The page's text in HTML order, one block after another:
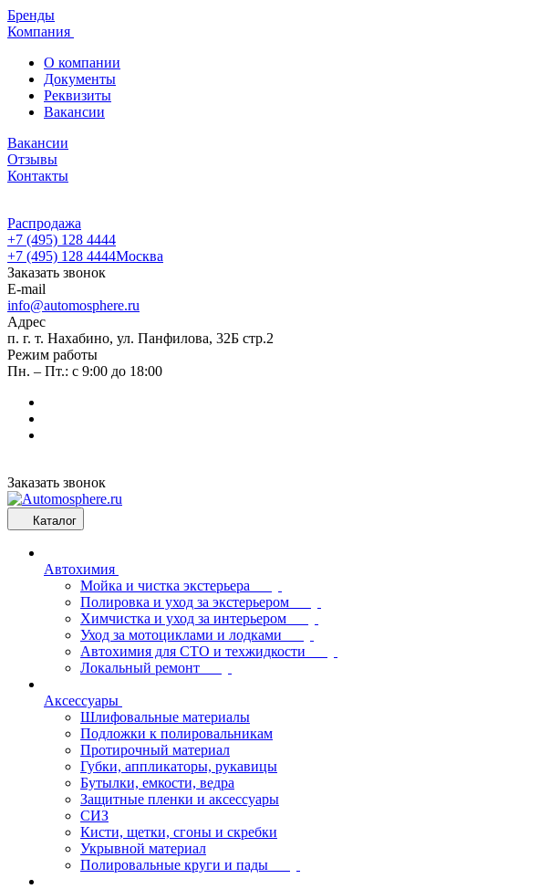
Бренды
Компания
О компании
Документы
Реквизиты
Вакансии
Вакансии
Отзывы
Контакты
Распродажа
+7 (495) 128 4444
+7 (495) 128 4444Москва
Заказать звонок
E-mail
info@automosphere.ru
Адрес
п. г. т. Нахабино, ул. Панфилова, 32Б стр.2
Режим работы
Пн. – Пт.: с 9:00 до 18:00
Заказать звонок
Каталог
Автохимия
Мойка и чистка экстерьера
Полировка и уход за экстерьером
Химчистка и уход за интерьером
Уход за мотоциклами и лодками
Автохимия для СТО и техжидкости
Локальный ремонт
Аксессуары
Шлифовальные материалы
Подложки к полировальникам
Протирочный материал
Губки, аппликаторы, рукавицы
Бутылки, емкости, ведра
Защитные пленки и аксессуары
СИЗ
Кисти, щетки, сгоны и скребки
Укрывной материал
Полировальные круги и пады